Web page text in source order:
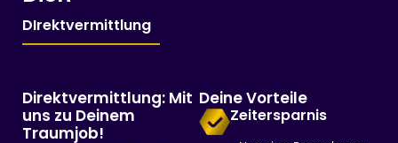
DIrektvermittlung
Direktvermittlung: Mit
uns zu Deinem
Traumjob!
Deine Vorteile
Zeitersparnis